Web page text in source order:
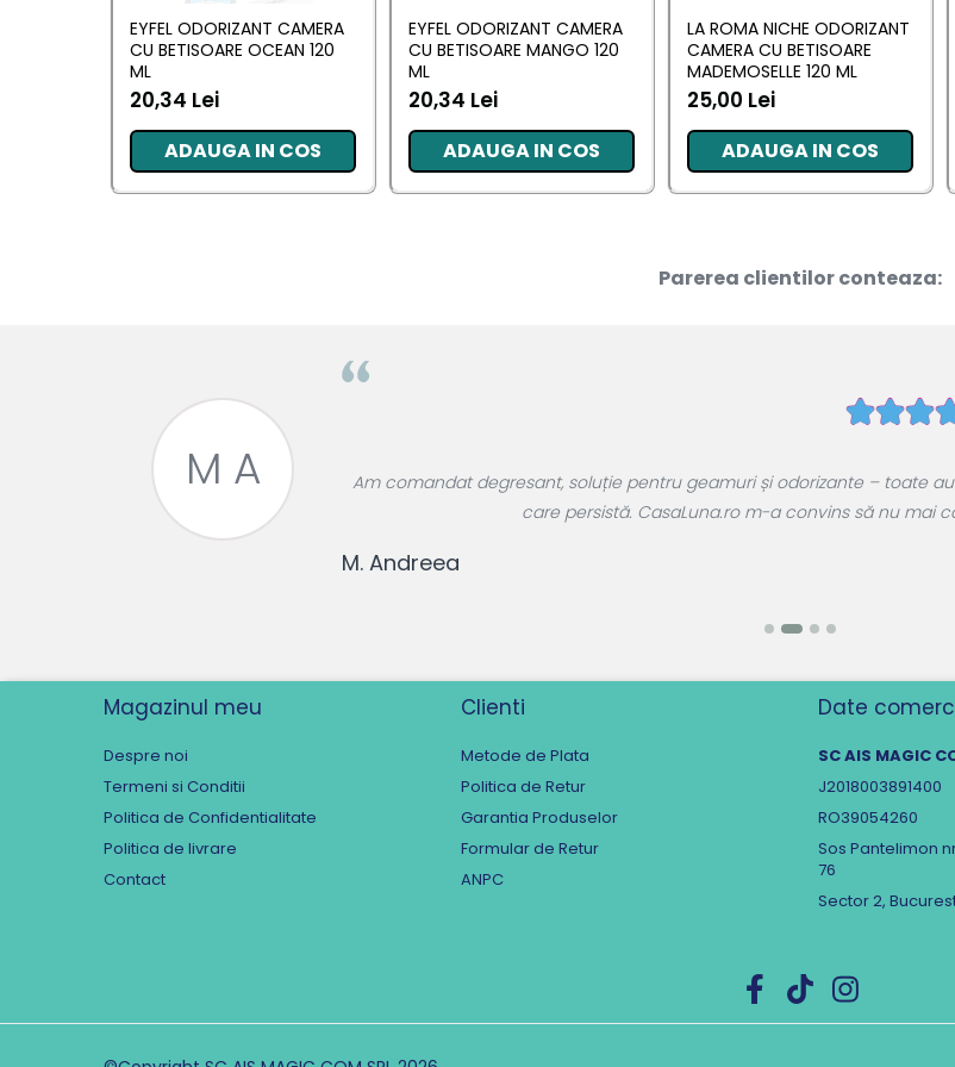
Cosmetice Auto
Covoare & Tapiterii
EYFEL ODORIZANT CAMERA
CU BETISOARE OCEAN 120
ML
20,34 Lei
ADAUGA IN COS
EYFEL ODORIZANT CAMERA
CU BETISOARE MANGO 120
ML
20,34 Lei
ADAUGA IN COS
LA ROMA NICHE ODORIZANT
CAMERA CU BETISOARE
MADEMOSELLE 120 ML
25,00 Lei
ADAUGA IN COS
Parerea clientilor conteaza:
M A
M. Andreea
Am comandat degresant, soluție pentru geamuri și odorizante – toate
care persistă. CasaLuna.ro m-a convins să nu mai
Magazinul meu
Despre noi
Termeni si Conditii
Politica de Confidentialitate
Politica de livrare
Contact
Clienti
Metode de Plata
Politica de Retur
Garantia Produselor
Formular de Retur
ANPC
Date
SC AIS MAGIC
J2018003891400
RO39054260
Sos Pantelimon
76
Sector 2,